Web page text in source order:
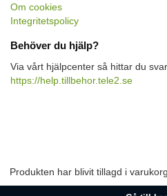
Om cookies
Integritetspolicy
Behöver du hjälp?
Via vårt hjälpcenter så hittar du
https://help.tillbehor.tele2.se
Produkten har blivit tillagd i